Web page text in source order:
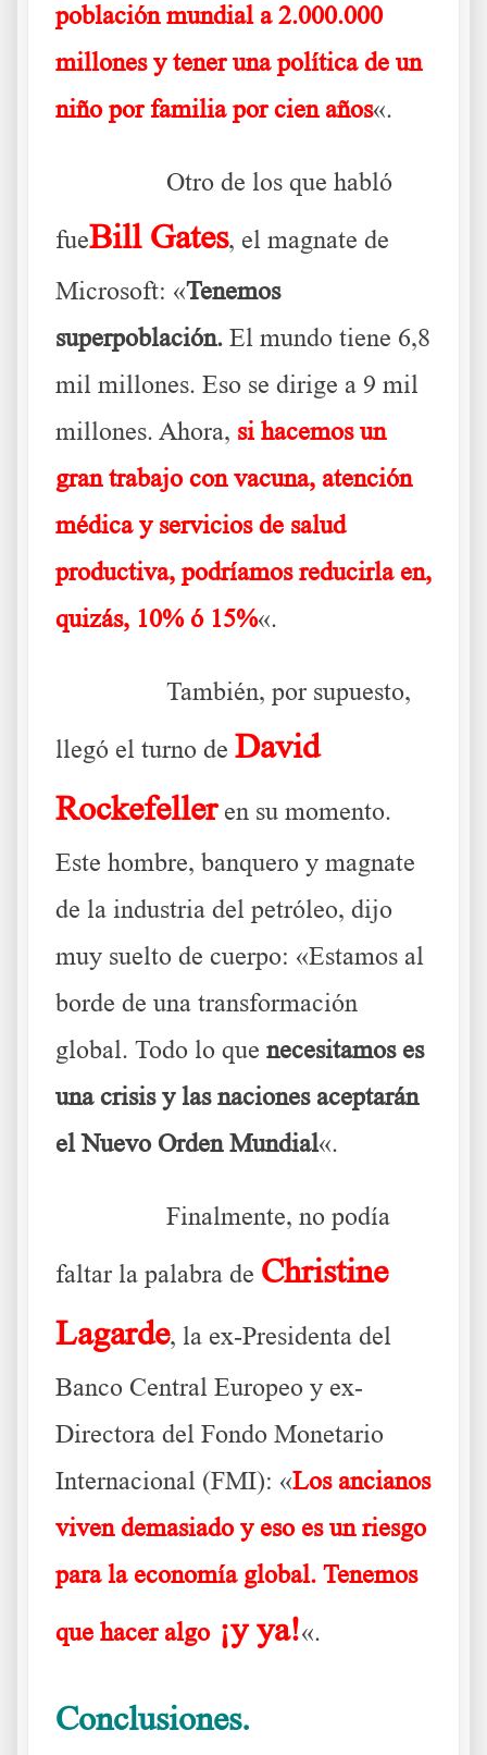
población mundial a 2.000.000
millones y tener una política de un
niño por familia por cien años«.
Otro de los que habló
fueBill Gates, el magnate de
Microsoft: «Tenemos
superpoblación. El mundo tiene 6,8
mil millones. Eso se dirige a 9 mil
millones. Ahora, si hacemos un
gran trabajo con vacuna, atención
médica y servicios de salud
productiva, podríamos reducirla en,
quizás, 10% ó 15%«.
También, por supuesto,
llegó el turno de David
Rockefelleren su momento.
Este hombre, banquero y magnate
de la industria del petróleo, dijo
muy suelto de cuerpo: «Estamos al
borde de una transformación
global. Todo lo que necesitamos es
una crisis y las naciones aceptarán
el Nuevo Orden Mundial«.
Finalmente, no podía
faltar la palabra de Christine
Lagarde, la ex-Presidenta del
Banco Central Europeo y ex-
Directora del Fondo Monetario
Internacional (FMI): «Los ancianos
viven demasiado y eso es un riesgo
para la economía global. Tenemos
que hacer algo¡y ya!«.
Conclusiones.